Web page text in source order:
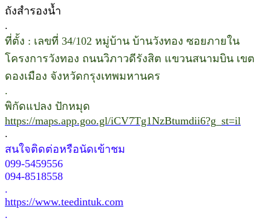
ถังสำรองน้ำ
.
ที่ตั้ง : เลขที่ 34/102 หมู่บ้าน บ้านวังทอง ซอยภายใน
โครงการวังทอง ถนนวิภาวดีรังสิต แขวนสนามบิน เขต
ดองเมือง จังหวัดกรุงเทพมหานคร
.
พิกัดแปลง ปักหมุด
https://maps.app.goo.gl/iCV7Tg1NzBtumdii6?g_st=il
.
สนใจติดต่อหรือนัดเข้าชม
099-5459556
094-8518558
.
https://www.teedintuk.com
.